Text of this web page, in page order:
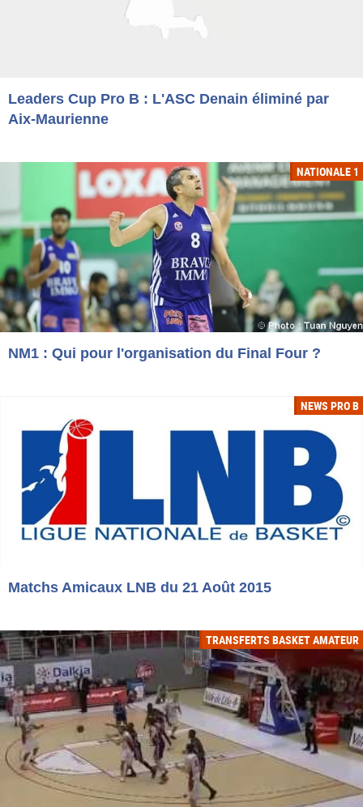
Leaders Cup Pro B : L'ASC Denain éliminé par
Aix-Maurienne
NATIONALE 1
NM1 : Qui pour l'organisation du Final Four ?
NEWS PRO B
Matchs Amicaux LNB du 21 Août 2015
TRANSFERTS BASKET AMATEUR